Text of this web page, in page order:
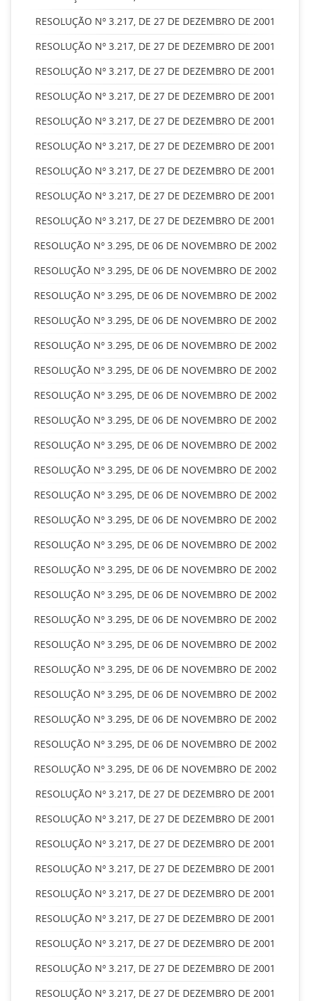
RESOLUÇÃO Nº 3.217, DE 27 DE DEZEMBRO DE 2001
RESOLUÇÃO Nº 3.217, DE 27 DE DEZEMBRO DE 2001
RESOLUÇÃO Nº 3.217, DE 27 DE DEZEMBRO DE 2001
RESOLUÇÃO Nº 3.217, DE 27 DE DEZEMBRO DE 2001
RESOLUÇÃO Nº 3.217, DE 27 DE DEZEMBRO DE 2001
RESOLUÇÃO Nº 3.217, DE 27 DE DEZEMBRO DE 2001
RESOLUÇÃO Nº 3.217, DE 27 DE DEZEMBRO DE 2001
RESOLUÇÃO Nº 3.217, DE 27 DE DEZEMBRO DE 2001
RESOLUÇÃO Nº 3.217, DE 27 DE DEZEMBRO DE 2001
RESOLUÇÃO Nº 3.295, DE 06 DE NOVEMBRO DE 2002
RESOLUÇÃO Nº 3.295, DE 06 DE NOVEMBRO DE 2002
RESOLUÇÃO Nº 3.295, DE 06 DE NOVEMBRO DE 2002
RESOLUÇÃO Nº 3.295, DE 06 DE NOVEMBRO DE 2002
RESOLUÇÃO Nº 3.295, DE 06 DE NOVEMBRO DE 2002
RESOLUÇÃO Nº 3.295, DE 06 DE NOVEMBRO DE 2002
RESOLUÇÃO Nº 3.295, DE 06 DE NOVEMBRO DE 2002
RESOLUÇÃO Nº 3.295, DE 06 DE NOVEMBRO DE 2002
RESOLUÇÃO Nº 3.295, DE 06 DE NOVEMBRO DE 2002
RESOLUÇÃO Nº 3.295, DE 06 DE NOVEMBRO DE 2002
RESOLUÇÃO Nº 3.295, DE 06 DE NOVEMBRO DE 2002
RESOLUÇÃO Nº 3.295, DE 06 DE NOVEMBRO DE 2002
RESOLUÇÃO Nº 3.295, DE 06 DE NOVEMBRO DE 2002
RESOLUÇÃO Nº 3.295, DE 06 DE NOVEMBRO DE 2002
RESOLUÇÃO Nº 3.295, DE 06 DE NOVEMBRO DE 2002
RESOLUÇÃO Nº 3.295, DE 06 DE NOVEMBRO DE 2002
RESOLUÇÃO Nº 3.295, DE 06 DE NOVEMBRO DE 2002
RESOLUÇÃO Nº 3.295, DE 06 DE NOVEMBRO DE 2002
RESOLUÇÃO Nº 3.295, DE 06 DE NOVEMBRO DE 2002
RESOLUÇÃO Nº 3.295, DE 06 DE NOVEMBRO DE 2002
RESOLUÇÃO Nº 3.295, DE 06 DE NOVEMBRO DE 2002
RESOLUÇÃO Nº 3.295, DE 06 DE NOVEMBRO DE 2002
RESOLUÇÃO Nº 3.217, DE 27 DE DEZEMBRO DE 2001
RESOLUÇÃO Nº 3.217, DE 27 DE DEZEMBRO DE 2001
RESOLUÇÃO Nº 3.217, DE 27 DE DEZEMBRO DE 2001
RESOLUÇÃO Nº 3.217, DE 27 DE DEZEMBRO DE 2001
RESOLUÇÃO Nº 3.217, DE 27 DE DEZEMBRO DE 2001
RESOLUÇÃO Nº 3.217, DE 27 DE DEZEMBRO DE 2001
RESOLUÇÃO Nº 3.217, DE 27 DE DEZEMBRO DE 2001
RESOLUÇÃO Nº 3.217, DE 27 DE DEZEMBRO DE 2001
RESOLUÇÃO Nº 3.217, DE 27 DE DEZEMBRO DE 2001